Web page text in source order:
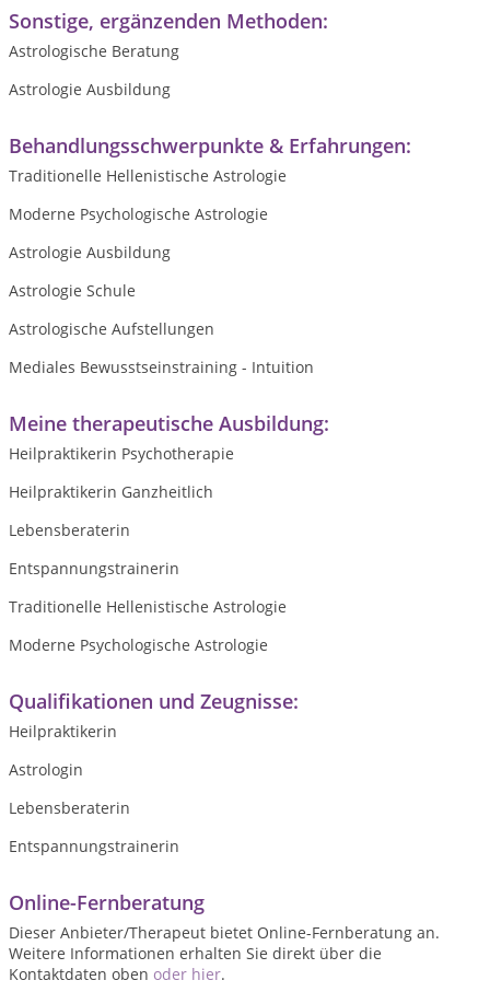
Sonstige, ergänzenden Methoden:
Astrologische Beratung
Astrologie Ausbildung
Behandlungsschwerpunkte & Erfahrungen:
Traditionelle Hellenistische Astrologie
Moderne Psychologische Astrologie
Astrologie Ausbildung
Astrologie Schule
Astrologische Aufstellungen
Mediales Bewusstseinstraining - Intuition
Meine therapeutische Ausbildung:
Heilpraktikerin Psychotherapie
Heilpraktikerin Ganzheitlich
Lebensberaterin
Entspannungstrainerin
Traditionelle Hellenistische Astrologie
Moderne Psychologische Astrologie
Qualifikationen und Zeugnisse:
Heilpraktikerin
Astrologin
Lebensberaterin
Entspannungstrainerin
Online-Fernberatung
Dieser Anbieter/Therapeut bietet Online-Fernberatung an.
Weitere Informationen erhalten Sie direkt über die
Kontaktdaten oben oder hier.